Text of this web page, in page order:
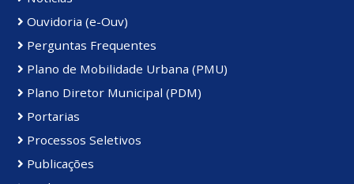
Ouvidoria (e-Ouv)
Perguntas Frequentes
Plano de Mobilidade Urbana (PMU)
Plano Diretor Municipal (PDM)
Portarias
Processos Seletivos
Publicações